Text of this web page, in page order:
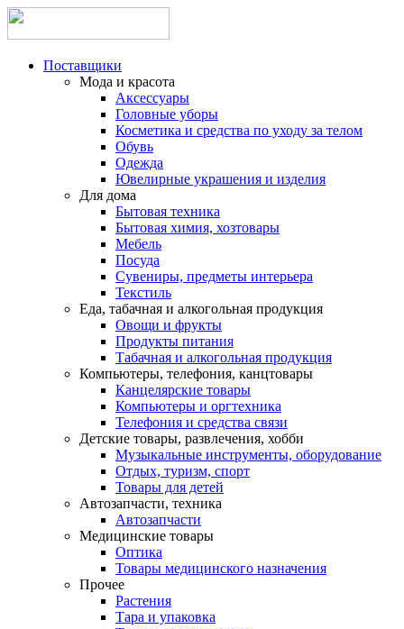
Поставщики
Мода и красота
Аксессуары
Головные уборы
Косметика и средства по уходу за телом
Обувь
Одежда
Ювелирные украшения и изделия
Для дома
Бытовая техника
Бытовая химия, хозтовары
Мебель
Посуда
Сувениры, предметы интерьера
Текстиль
Еда, табачная и алкогольная продукция
Овощи и фрукты
Продукты питания
Табачная и алкогольная продукция
Компьютеры, телефония, канцтовары
Канцелярские товары
Компьютеры и оргтехника
Телефония и средства связи
Детские товары, развлечения, хобби
Музыкальные инструменты, оборудование
Отдых, туризм, спорт
Товары для детей
Автозапчасти, техника
Автозапчасти
Медицинские товары
Оптика
Товары медицинского назначения
Прочее
Растения
Тара и упаковка